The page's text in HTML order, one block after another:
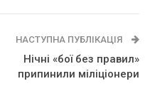
НАСТУПНА ПУБЛІКАЦІЯ
Нічні «бої без правил»
припинили міліціонери